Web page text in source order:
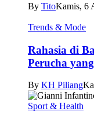
By TitoKamis, 6
Trends & Mode
Rahasia di
Perucha
By KH Piliang
Sport & Health